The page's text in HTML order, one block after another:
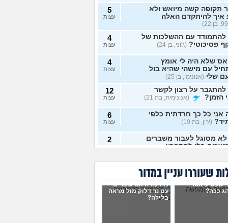
תקופה קשה מיואש ולא
איך להיתקדם האלה
5
עצות
להתמודד עם ההשלכות של
פסיכוטי? (ג'וני, בן 24)
4
עצות
שלא היה לי אומץ
עם מישהי שהיא בול
שלי (אנונימי, בן 25)
4
עצות
להתגבר על רצון לקשר
הזמן?
(אנונימית, בת 21)
12
עצות
אני כל כך חרדתית כלפי
(ירין, בת 19)
6
עצות
לא מסוגל לעבור משברים
בלי להתפרץ
2
חסר רגשות באופן מדאיג
(אנונימית, בת 33)
תקוע בחיים, איך
2
שעוררו עניין במדור
שפסיכיאטר
ככה?
מה קורה אם עוברים
עם נר דלוק מול מראה
בלילה?